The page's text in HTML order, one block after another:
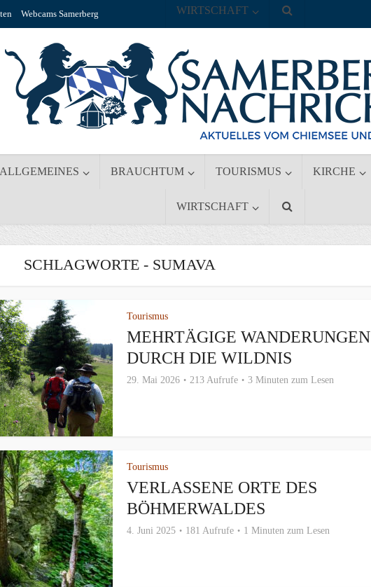
Webcams Samerberg
ALLGEMEINES BRAUCHTUM TOURISMUS KIRCHE
WIRTSCHAFT
WIRTSCHAFT
SCHLAGWORTE - SUMAVA
Tourismus
MEHRTÄGIGE WANDERUNGEN
DURCH DIE WILDNIS
29. Mai 2026 213 Aufrufe 3 Minuten zum Lesen
Tourismus
VERLASSENE ORTE DES
BÖHMERWALDES
4. Juni 2025 181 Aufrufe 1 Minuten zum Lesen